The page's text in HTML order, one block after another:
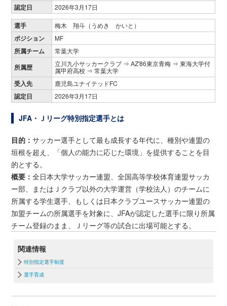
認定日 2026年3月17日
選手 梅木 翔斗（うめき かいと）
ポジション MF
所属チーム 常葉大学
所属歴
立川九小サッカークラブ ⇒ AZ'86東京青梅 ⇒ 東海大学付
属甲府高校 ⇒ 常葉大学
受入先 鹿児島ユナイテッドFC
認定日 2026年3月17日
JFA・Ｊリーグ特別指定選手とは
目的：サッカー選手として最も成長する年代に、種別や連盟の
垣根を超え、「個人の能力に応じた環境」を提供することを目
的とする。
概要：全日本大学サッカー連盟、全国高等学校体育連盟サッカ
ー部、またはＪクラブ以外の大学運営（学校法人）のチームに
所属する学生選手、もしくは日本クラブユースサッカー連盟の
加盟チームの所属選手を対象に、JFAが認定した選手に限り所属
チーム登録のまま、Ｊリーグ等の試合に出場可能とする。
関連情報
特別指定選手制度
選手育成